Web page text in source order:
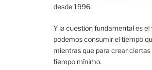
desde 1996.
Y la cuestión fundamental es el
podemos consumir el tiempo
mientras que para crear ciertas
tiempo mínimo.